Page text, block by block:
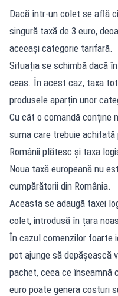
Dacă într-un colet se află
singură taxă de 3 euro,
aceeași categorie tarifară.
Situația se schimbă dacă
ceas. În acest caz, taxa
produsele aparțin unor
Cu cât o comandă conține
suma care trebuie achitată
Românii plătesc și taxa
Noua taxă europeană nu
cumpărătorii din România.
Aceasta se adaugă taxei
colet, introdusă în țara
În cazul comenzilor foarte
pot ajunge să depășească
pachet, ceea ce înseamnă
euro poate genera costuri